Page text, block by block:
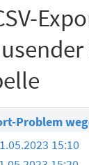
Problem
15:10